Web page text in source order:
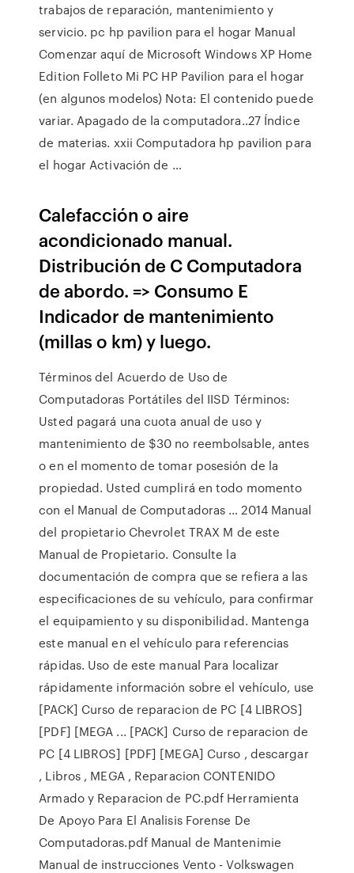
trabajos de reparación, mantenimiento y
servicio. pc hp pavilion para el hogar Manual
Comenzar aquí de Microsoft Windows XP Home
Edition Folleto Mi PC HP Pavilion para el hogar
(en algunos modelos) Nota: El contenido puede
variar. Apagado de la computadora..27 Índice
de materias. xxii Computadora hp pavilion para
el hogar Activación de …
Calefacción o aire
acondicionado manual.
Distribución de C Computadora
de abordo. => Consumo E
Indicador de mantenimiento
(millas o km) y luego.
Términos del Acuerdo de Uso de
Computadoras Portátiles del IISD Términos:
Usted pagará una cuota anual de uso y
mantenimiento de $30 no reembolsable, antes
o en el momento de tomar posesión de la
propiedad. Usted cumplirá en todo momento
con el Manual de Computadoras … 2014 Manual
del propietario Chevrolet TRAX M de este
Manual de Propietario. Consulte la
documentación de compra que se refiera a las
especificaciones de su vehículo, para confirmar
el equipamiento y su disponibilidad. Mantenga
este manual en el vehículo para referencias
rápidas. Uso de este manual Para localizar
rápidamente información sobre el vehículo, use
[PACK] Curso de reparacion de PC [4 LIBROS]
[PDF] [MEGA ... [PACK] Curso de reparacion de
PC [4 LIBROS] [PDF] [MEGA] Curso , descargar
, Libros , MEGA , Reparacion CONTENIDO
Armado y Reparacion de PC.pdf Herramienta
De Apoyo Para El Analisis Forense De
Computadoras.pdf Manual de Mantenimie
Manual de instrucciones Vento - Volkswagen